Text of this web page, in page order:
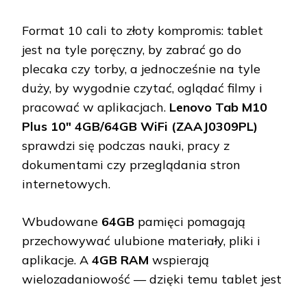
Format 10 cali to złoty kompromis: tablet
jest na tyle poręczny, by zabrać go do
plecaka czy torby, a jednocześnie na tyle
duży, by wygodnie czytać, oglądać filmy i
pracować w aplikacjach. Lenovo Tab M10
Plus 10" 4GB/64GB WiFi (ZAAJ0309PL)
sprawdzi się podczas nauki, pracy z
dokumentami czy przeglądania stron
internetowych.
Wbudowane 64GB pamięci pomagają
przechowywać ulubione materiały, pliki i
aplikacje. A 4GB RAM wspierają
wielozadaniowość — dzięki temu tablet jest